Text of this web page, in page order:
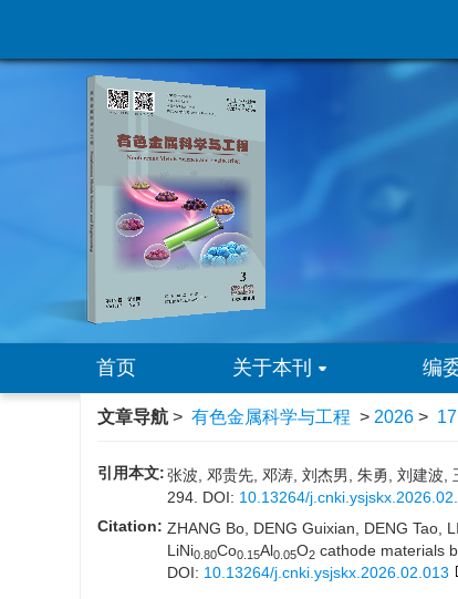
首页 关于本刊 编
文章导航 > 有色金属科学与工程 > 2026 >
引用本文:张波, 邓贵先, 邓涛, 刘杰男, 朱勇, 刘建波,
294. DOI: 10.13264/
Citation: ZHANG Bo, DENG Guixian, DENG Tao,
LiNi0.80Co0.15Al0.05O2 cathode materials
DOI: 10.13264/j.cnki.ysjskx.2026.02.013